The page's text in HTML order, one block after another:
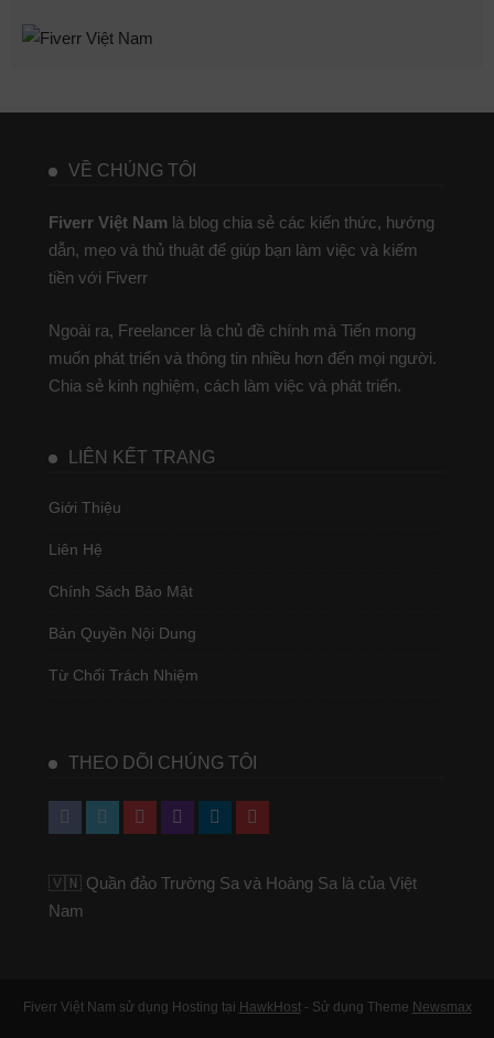
VỀ CHÚNG TÔI
Fiverr Việt Nam là blog chia sẻ các kiến thức, hướng
dẫn, mẹo và thủ thuật để giúp bạn làm việc và kiếm
tiền với Fiverr
Ngoài ra, Freelancer là chủ đề chính mà Tiến mong
muốn phát triển và thông tin nhiều hơn đến mọi người.
Chia sẻ kinh nghiệm, cách làm việc và phát triển.
LIÊN KẾT TRANG
Giới Thiệu
Liên Hệ
Chính Sách Bảo Mật
Bản Quyền Nội Dung
Từ Chối Trách Nhiệm
THEO DÕI CHÚNG TÔI
🇻🇳 Quần đảo Trường Sa và Hoàng Sa là của Việt
Nam
Fiverr Việt Nam sử dụng Hosting tại HawkHost- Sử dụng Theme Newsmax